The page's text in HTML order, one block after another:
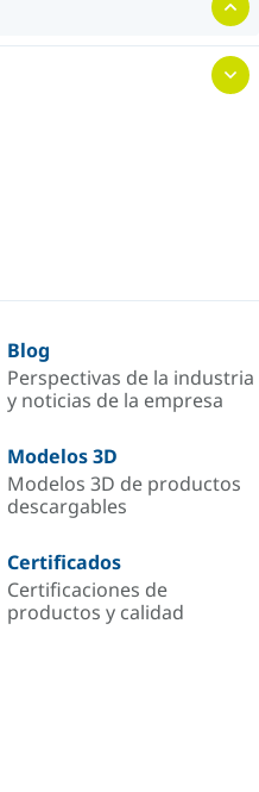
Blog
Perspectivas de la industria
y noticias de la empresa
Modelos 3D
Modelos 3D de productos
descargables
Certificados
Certificaciones de
productos y calidad